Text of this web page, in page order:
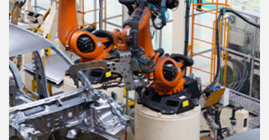
เพล
ย์
สต์
ของ
คุณ
เพลง